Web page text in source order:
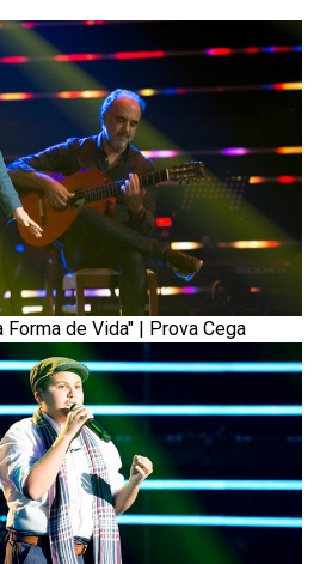
de Vida" | Prova Cega